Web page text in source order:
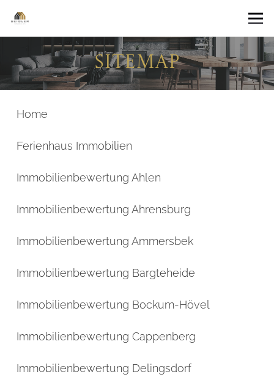
Sitemap
Home
Ferienhaus Immobilien
Immobilienbewertung Ahlen
Immobilienbewertung Ahrensburg
Immobilienbewertung Ammersbek
Immobilienbewertung Bargteheide
Immobilienbewertung Bockum-Hövel
Immobilienbewertung Cappenberg
Immobilienbewertung Delingsdorf